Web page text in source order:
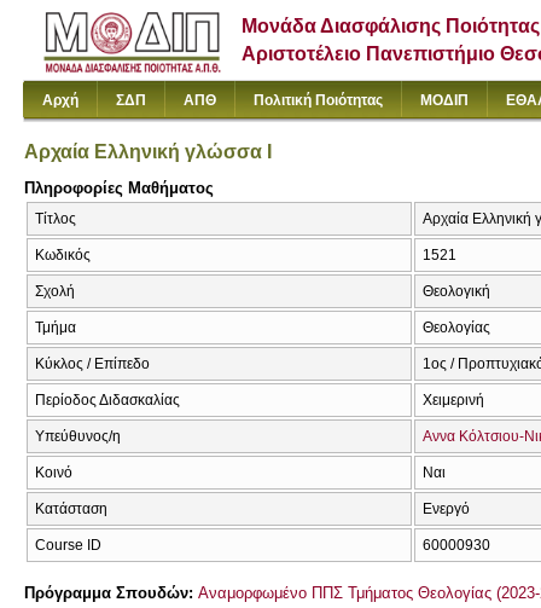
Μονάδα Διασφάλισης Ποιότητας
Αριστοτέλειο Πανεπιστήμιο
Αρχή ΣΔΠ ΑΠΘ Πολιτική Ποιότητας ΜΟΔΙΠ
Αρχαία Ελληνική γλώσσα Ι
Πληροφορίες Μαθήματος
Τίτλος Αρχαία Ελληνική
Κωδικός 1521
Σχολή Θεολογική
Τμήμα Θεολογίας
Κύκλος / Επίπεδο 1ος /
Περίοδος Διδασκαλίας Χειμερινή
Υπεύθυνος/η Αννα Κόλτσιου-
Κοινό Ναι
Κατάσταση Ενεργό
Course ID 60000930
Πρόγραμμα Σπουδών: Αναμορφωμένο ΠΠΣ Τμήματος Θεολογίας